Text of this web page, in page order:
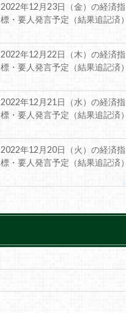
2022年12月23日（金）の経済指
標・要人発言予定（結果追記済）
2022年12月22日（木）の経済指
標・要人発言予定（結果追記済）
2022年12月21日（水）の経済指
標・要人発言予定（結果追記済）
2022年12月20日（火）の経済指
標・要人発言予定（結果追記済）